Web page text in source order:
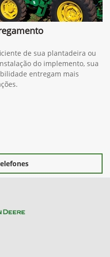
de sua plantadeira ou
do implemento, sua
entregam mais